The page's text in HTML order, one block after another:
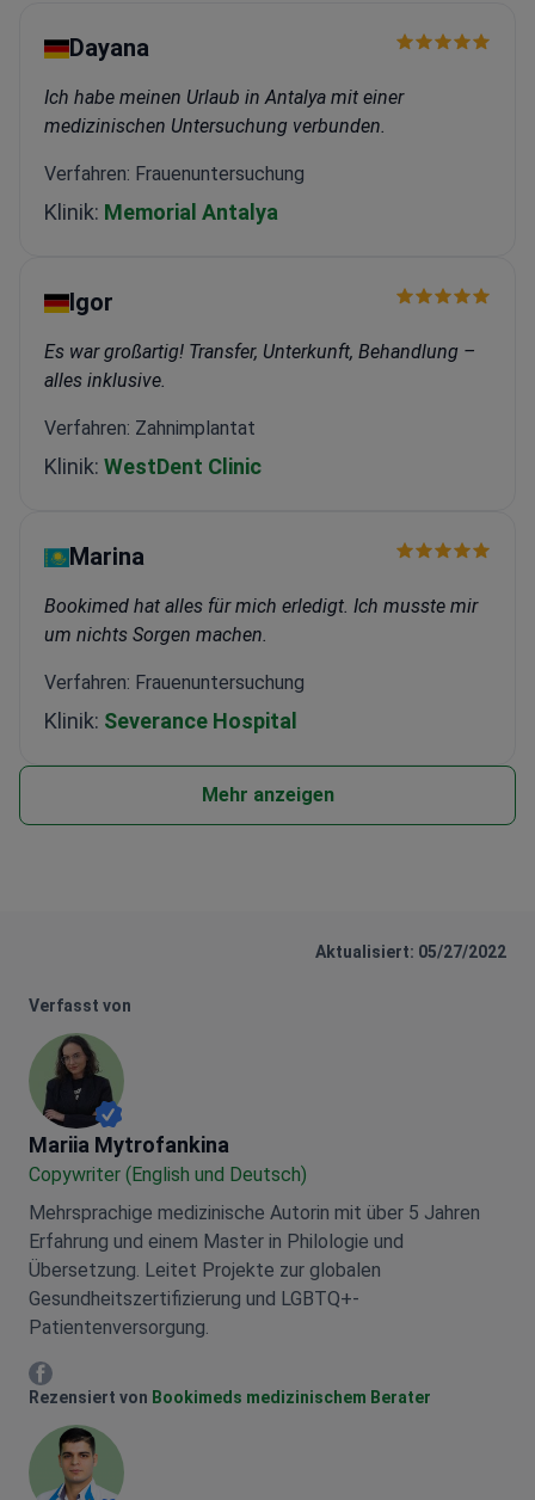
Dayana
Ich habe meinen Urlaub in Antalya mit einer
medizinischen Untersuchung verbunden.
Verfahren: Frauenuntersuchung
Klinik: Memorial Antalya
Igor
Es war großartig! Transfer, Unterkunft, Behandlung –
alles inklusive.
Verfahren: Zahnimplantat
Klinik: WestDent Clinic
Marina
Bookimed hat alles für mich erledigt. Ich musste mir
um nichts Sorgen machen.
Verfahren: Frauenuntersuchung
Klinik: Severance Hospital
Mehr anzeigen
Aktualisiert: 05/27/2022
Verfasst von
Mariia Mytrofankina
Mariia Mytrofankina
Copywriter (English und Deutsch)
Mehrsprachige medizinische Autorin mit über 5 Jahren
Erfahrung und einem Master in Philologie und
Übersetzung. Leitet Projekte zur globalen
Gesundheitszertifizierung und LGBTQ+-
Patientenversorgung.
Mariia Mytrofankina Facebook
Rezensiert von Bookimeds medizinischem Berater